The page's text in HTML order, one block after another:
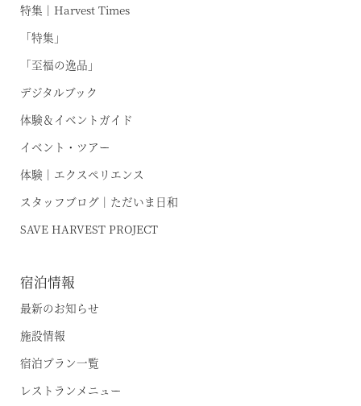
特集｜Harvest Times
「特集」
「至福の逸品」
デジタルブック
体験＆イベントガイド
イベント・ツアー
体験｜エクスペリエンス
スタッフブログ｜ただいま日和
SAVE HARVEST PROJECT
宿泊情報
最新のお知らせ
施設情報
宿泊プラン一覧
レストランメニュー